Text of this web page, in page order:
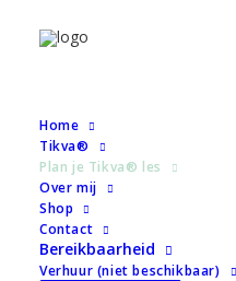
Home
Tikva®
Plan je Tikva® les
Over mij
Shop
Contact
Bereikbaarheid
Verhuur (niet beschikbaar)
« All Evenementen
This evenement has passed.